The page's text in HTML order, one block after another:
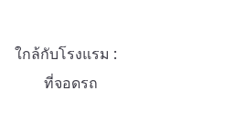
ใกล้กับโรงแรม
ที่จอดรถ